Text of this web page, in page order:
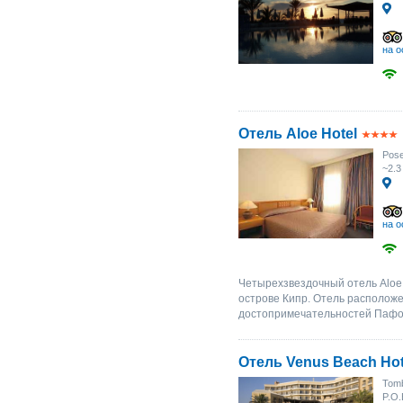
на
Отель Aloe Hotel
на
Четырехзвездочный отель
острове Кипр. Отель
достопримечательностей
Отель Venus Beach